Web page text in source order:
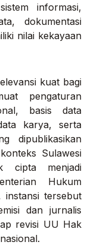
informasi,
dokumentasi
nilai kekayaan
kuat bagi
pengaturan
basis data
karya, serta
dipublikasikan
Sulawesi
cipta menjadi
Hukum
instansi tersebut
dan jurnalis
revisi UU Hak